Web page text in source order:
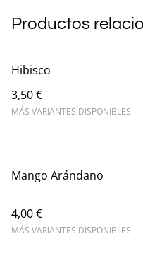
Productos
Hibisco
3,50 €
MÁS VARIANTES DISPONIBLES
Mango Arándano
4,00 €
MÁS VARIANTES DISPONIBLES